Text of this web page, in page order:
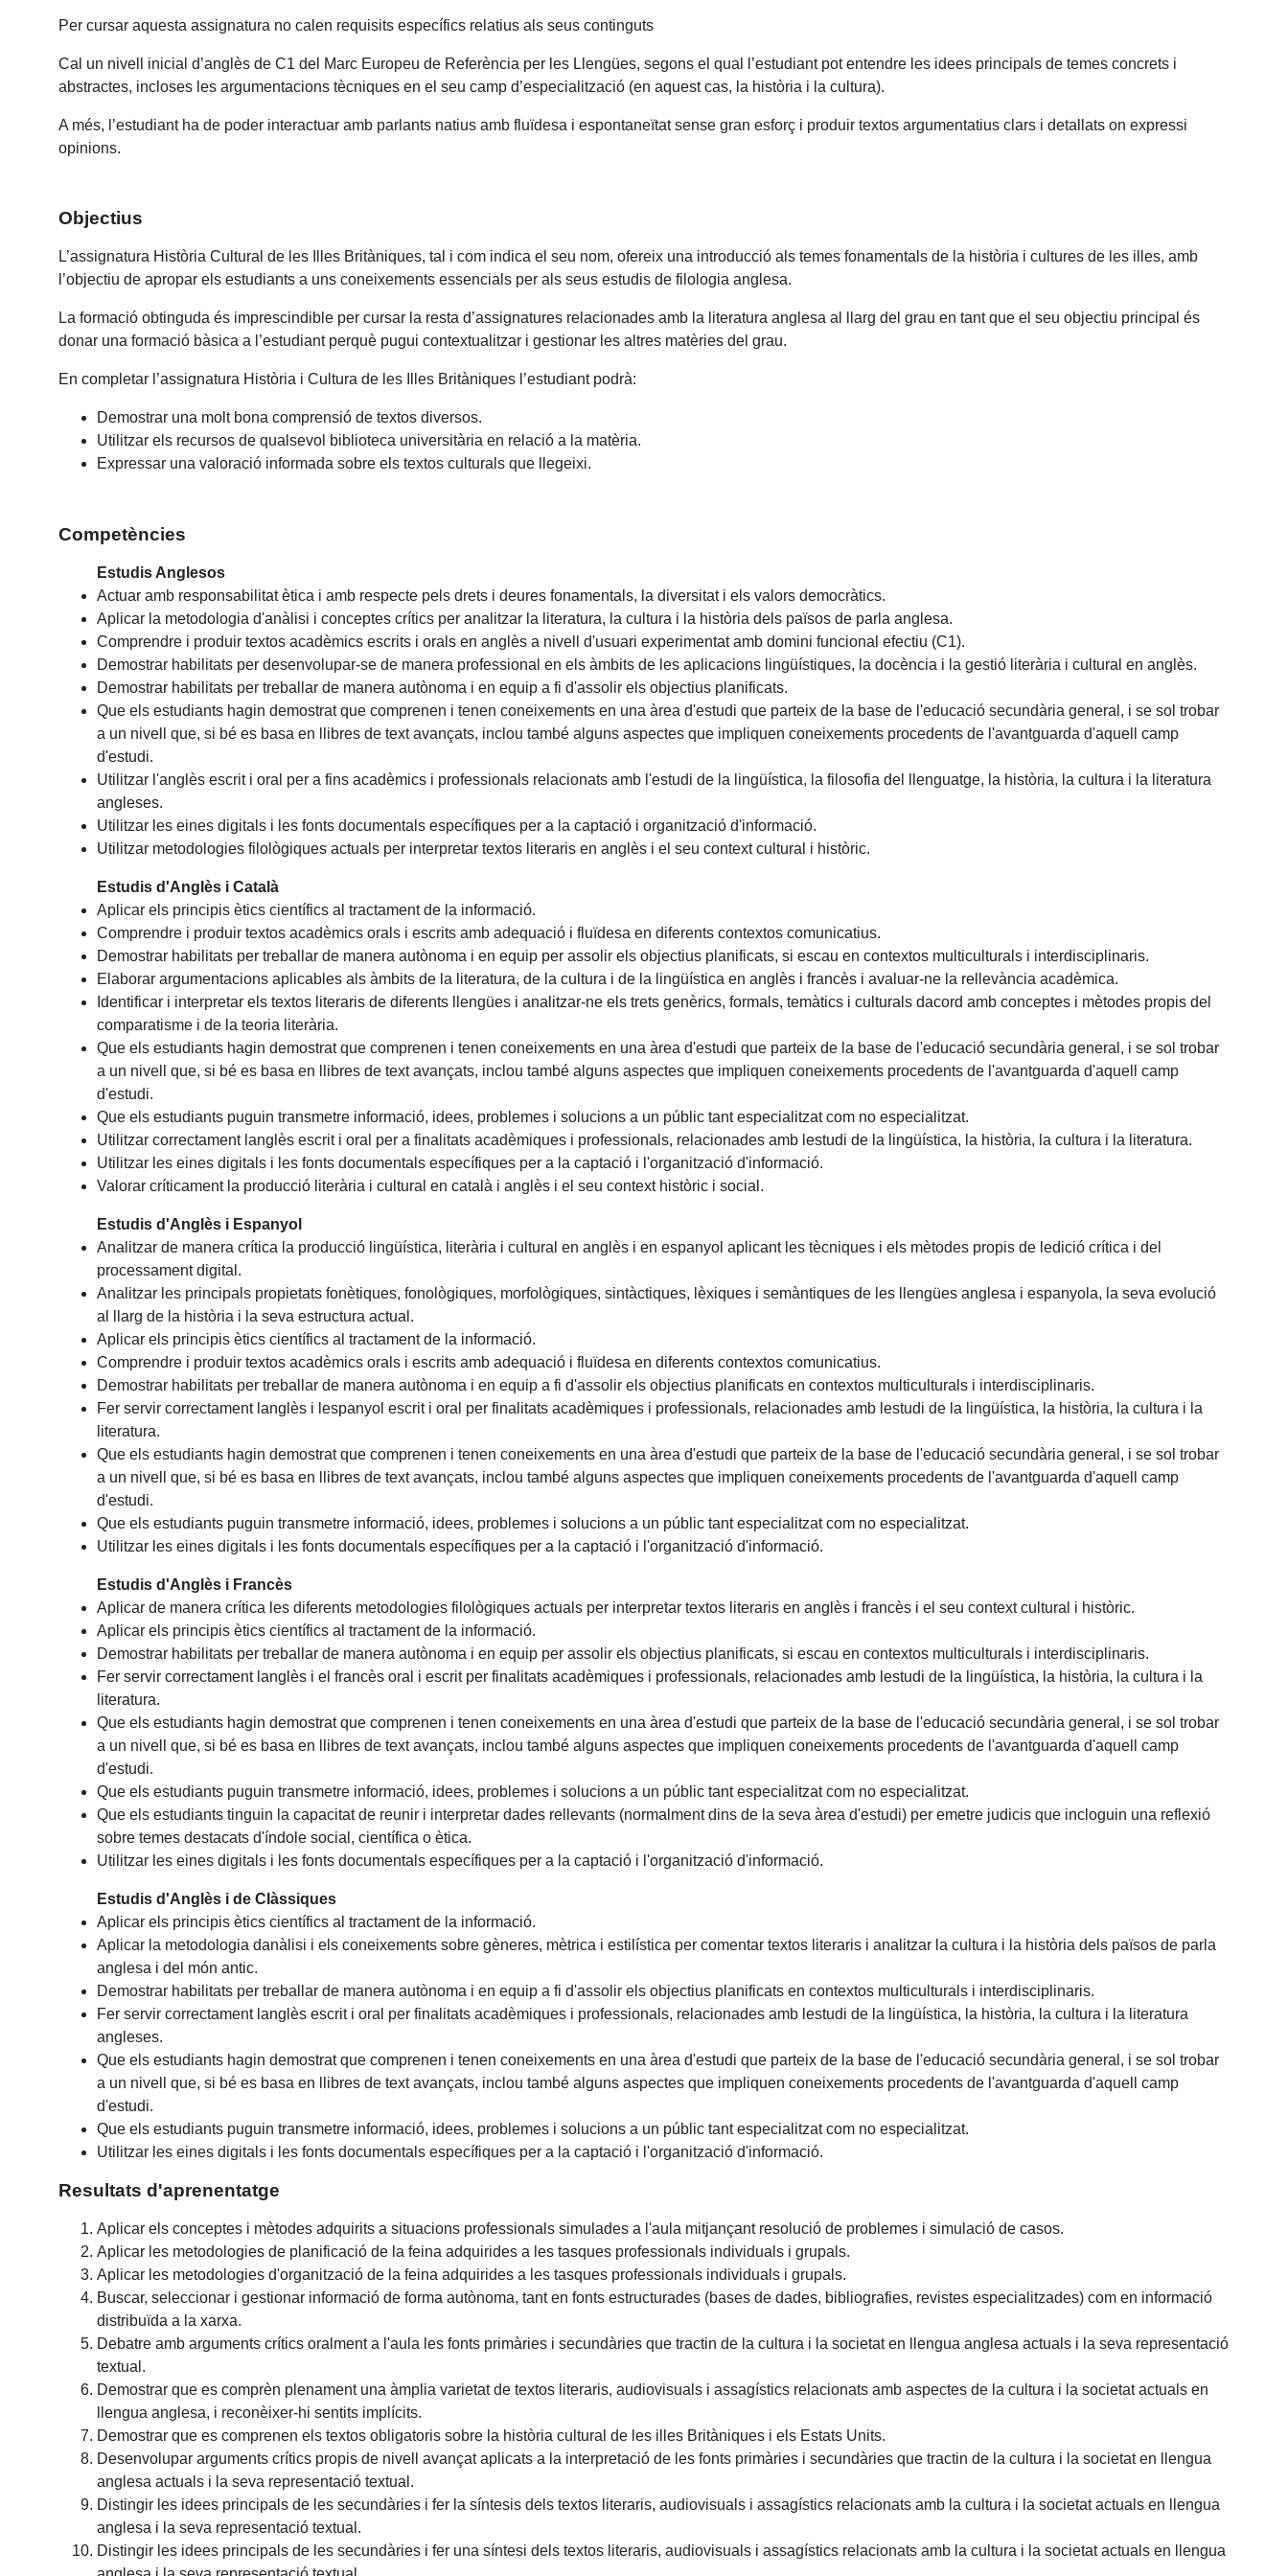
Per cursar aquesta assignatura no calen requisits específics relatius als seus continguts
Cal un nivell inicial d’anglès de C1 del Marc Europeu de Referència per les Llengües, segons el qual l’estudiant pot entendre les idees principals de temes concrets i
abstractes, incloses les argumentacions tècniques en el seu camp d’especialització (en aquest cas, la història i la cultura).
A més, l’estudiant ha de poder interactuar amb parlants natius amb fluïdesa i espontaneïtat sense gran esforç i produir textos argumentatius clars i detallats on expressi
opinions.
Objectius
L’assignatura Història Cultural de les Illes Britàniques, tal i com indica el seu nom, ofereix una introducció als temes fonamentals de la història i cultures de les illes, amb
l’objectiu de apropar els estudiants a uns coneixements essencials per als seus estudis de filologia anglesa.
La formació obtinguda és imprescindible per cursar la resta d’assignatures relacionades amb la literatura anglesa al llarg del grau en tant que el seu objectiu principal és
donar una formació bàsica a l’estudiant perquè pugui contextualitzar i gestionar les altres matèries del grau.
En completar l’assignatura Història i Cultura de les Illes Britàniques l’estudiant podrà:
Demostrar una molt bona comprensió de textos diversos.
Utilitzar els recursos de qualsevol biblioteca universitària en relació a la matèria.
Expressar una valoració informada sobre els textos culturals que llegeixi.
Competències
Estudis Anglesos
Actuar amb responsabilitat ètica i amb respecte pels drets i deures fonamentals, la diversitat i els valors democràtics.
Aplicar la metodologia d'anàlisi i conceptes crítics per analitzar la literatura, la cultura i la història dels països de parla anglesa.
Comprendre i produir textos acadèmics escrits i orals en anglès a nivell d'usuari experimentat amb domini funcional efectiu (C1).
Demostrar habilitats per desenvolupar-se de manera professional en els àmbits de les aplicacions lingüístiques, la docència i la gestió literària i cultural en anglès.
Demostrar habilitats per treballar de manera autònoma i en equip a fi d'assolir els objectius planificats.
Que els estudiants hagin demostrat que comprenen i tenen coneixements en una àrea d'estudi que parteix de la base de l'educació secundària general, i se sol trobar
a un nivell que, si bé es basa en llibres de text avançats, inclou també alguns aspectes que impliquen coneixements procedents de l'avantguarda d'aquell camp
d'estudi.
Utilitzar l'anglès escrit i oral per a fins acadèmics i professionals relacionats amb l'estudi de la lingüística, la filosofia del llenguatge, la història, la cultura i la literatura
angleses.
Utilitzar les eines digitals i les fonts documentals específiques per a la captació i organització d'informació.
Utilitzar metodologies filològiques actuals per interpretar textos literaris en anglès i el seu context cultural i històric.
Estudis d'Anglès i Català
Aplicar els principis ètics científics al tractament de la informació.
Comprendre i produir textos acadèmics orals i escrits amb adequació i fluïdesa en diferents contextos comunicatius.
Demostrar habilitats per treballar de manera autònoma i en equip per assolir els objectius planificats, si escau en contextos multiculturals i interdisciplinaris.
Elaborar argumentacions aplicables als àmbits de la literatura, de la cultura i de la lingüística en anglès i francès i avaluar-ne la rellevància acadèmica.
Identificar i interpretar els textos literaris de diferents llengües i analitzar-ne els trets genèrics, formals, temàtics i culturals dacord amb conceptes i mètodes propis del
comparatisme i de la teoria literària.
Que els estudiants hagin demostrat que comprenen i tenen coneixements en una àrea d'estudi que parteix de la base de l'educació secundària general, i se sol trobar
a un nivell que, si bé es basa en llibres de text avançats, inclou també alguns aspectes que impliquen coneixements procedents de l'avantguarda d'aquell camp
d'estudi.
Que els estudiants puguin transmetre informació, idees, problemes i solucions a un públic tant especialitzat com no especialitzat.
Utilitzar correctament langlès escrit i oral per a finalitats acadèmiques i professionals, relacionades amb lestudi de la lingüística, la història, la cultura i la literatura.
Utilitzar les eines digitals i les fonts documentals específiques per a la captació i l'organització d'informació.
Valorar críticament la producció literària i cultural en català i anglès i el seu context històric i social.
Estudis d'Anglès i Espanyol
Analitzar de manera crítica la producció lingüística, literària i cultural en anglès i en espanyol aplicant les tècniques i els mètodes propis de ledició crítica i del
processament digital.
Analitzar les principals propietats fonètiques, fonològiques, morfològiques, sintàctiques, lèxiques i semàntiques de les llengües anglesa i espanyola, la seva evolució
al llarg de la història i la seva estructura actual.
Aplicar els principis ètics científics al tractament de la informació.
Comprendre i produir textos acadèmics orals i escrits amb adequació i fluïdesa en diferents contextos comunicatius.
Demostrar habilitats per treballar de manera autònoma i en equip a fi d'assolir els objectius planificats en contextos multiculturals i interdisciplinaris.
Fer servir correctament langlès i lespanyol escrit i oral per finalitats acadèmiques i professionals, relacionades amb lestudi de la lingüística, la història, la cultura i la
literatura.
Que els estudiants hagin demostrat que comprenen i tenen coneixements en una àrea d'estudi que parteix de la base de l'educació secundària general, i se sol trobar
a un nivell que, si bé es basa en llibres de text avançats, inclou també alguns aspectes que impliquen coneixements procedents de l'avantguarda d'aquell camp
d'estudi.
Que els estudiants puguin transmetre informació, idees, problemes i solucions a un públic tant especialitzat com no especialitzat.
Utilitzar les eines digitals i les fonts documentals específiques per a la captació i l'organització d'informació.
Estudis d'Anglès i Francès
Aplicar de manera crítica les diferents metodologies filològiques actuals per interpretar textos literaris en anglès i francès i el seu context cultural i històric.
Aplicar els principis ètics científics al tractament de la informació.
Demostrar habilitats per treballar de manera autònoma i en equip per assolir els objectius planificats, si escau en contextos multiculturals i interdisciplinaris.
Fer servir correctament langlès i el francès oral i escrit per finalitats acadèmiques i professionals, relacionades amb lestudi de la lingüística, la història, la cultura i la
literatura.
Que els estudiants hagin demostrat que comprenen i tenen coneixements en una àrea d'estudi que parteix de la base de l'educació secundària general, i se sol trobar
a un nivell que, si bé es basa en llibres de text avançats, inclou també alguns aspectes que impliquen coneixements procedents de l'avantguarda d'aquell camp
d'estudi.
Que els estudiants puguin transmetre informació, idees, problemes i solucions a un públic tant especialitzat com no especialitzat.
Que els estudiants tinguin la capacitat de reunir i interpretar dades rellevants (normalment dins de la seva àrea d'estudi) per emetre judicis que incloguin una reflexió
sobre temes destacats d'índole social, científica o ètica.
Utilitzar les eines digitals i les fonts documentals específiques per a la captació i l'organització d'informació.
Estudis d'Anglès i de Clàssiques
Aplicar els principis ètics científics al tractament de la informació.
Aplicar la metodologia danàlisi i els coneixements sobre gèneres, mètrica i estilística per comentar textos literaris i analitzar la cultura i la història dels països de parla
anglesa i del món antic.
Demostrar habilitats per treballar de manera autònoma i en equip a fi d'assolir els objectius planificats en contextos multiculturals i interdisciplinaris.
Fer servir correctament langlès escrit i oral per finalitats acadèmiques i professionals, relacionades amb lestudi de la lingüística, la història, la cultura i la literatura
angleses.
Que els estudiants hagin demostrat que comprenen i tenen coneixements en una àrea d'estudi que parteix de la base de l'educació secundària general, i se sol trobar
a un nivell que, si bé es basa en llibres de text avançats, inclou també alguns aspectes que impliquen coneixements procedents de l'avantguarda d'aquell camp
d'estudi.
Que els estudiants puguin transmetre informació, idees, problemes i solucions a un públic tant especialitzat com no especialitzat.
Utilitzar les eines digitals i les fonts documentals específiques per a la captació i l'organització d'informació.
Resultats d'aprenentatge
Aplicar els conceptes i mètodes adquirits a situacions professionals simulades a l'aula mitjançant resolució de problemes i simulació de casos.
Aplicar les metodologies de planificació de la feina adquirides a les tasques professionals individuals i grupals.
Aplicar les metodologies d'organització de la feina adquirides a les tasques professionals individuals i grupals.
Buscar, seleccionar i gestionar informació de forma autònoma, tant en fonts estructurades (bases de dades, bibliografies, revistes especialitzades) com en informació
distribuïda a la xarxa.
Debatre amb arguments crítics oralment a l'aula les fonts primàries i secundàries que tractin de la cultura i la societat en llengua anglesa actuals i la seva representació
textual.
Demostrar que es comprèn plenament una àmplia varietat de textos literaris, audiovisuals i assagístics relacionats amb aspectes de la cultura i la societat actuals en
llengua anglesa, i reconèixer-hi sentits implícits.
Demostrar que es comprenen els textos obligatoris sobre la història cultural de les illes Britàniques i els Estats Units.
Desenvolupar arguments crítics propis de nivell avançat aplicats a la interpretació de les fonts primàries i secundàries que tractin de la cultura i la societat en llengua
anglesa actuals i la seva representació textual.
Distingir les idees principals de les secundàries i fer la síntesis dels textos literaris, audiovisuals i assagístics relacionats amb la cultura i la societat actuals en llengua
anglesa i la seva representació textual.
Distingir les idees principals de les secundàries i fer una síntesi dels textos literaris, audiovisuals i assagístics relacionats amb la cultura i la societat actuals en llengua